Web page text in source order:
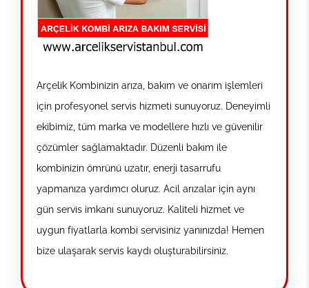
Arçelik Kombinizin arıza, bakım ve onarım işlemleri
için profesyonel servis hizmeti sunuyoruz. Deneyimli
ekibimiz, tüm marka ve modellere hızlı ve güvenilir
çözümler sağlamaktadır. Düzenli bakım ile
kombinizin ömrünü uzatır, enerji tasarrufu
yapmanıza yardımcı oluruz. Acil arızalar için aynı
gün servis imkanı sunuyoruz. Kaliteli hizmet ve
uygun fiyatlarla kombi servisiniz yanınızda! Hemen
bize ulaşarak servis kaydı oluşturabilirsiniz.